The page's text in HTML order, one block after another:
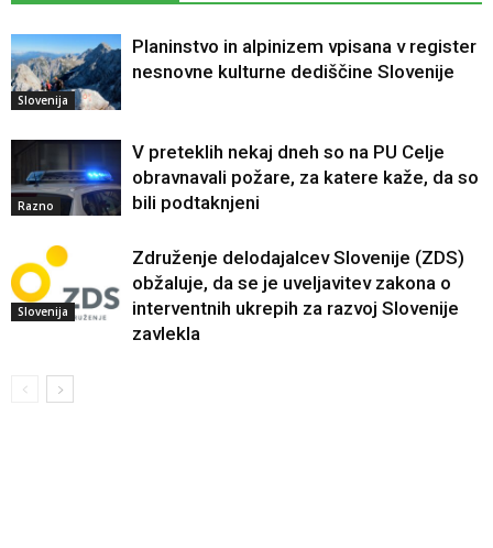
Slovenija
Planinstvo in alpinizem vpisana v register
nesnovne kulturne dediščine Slovenije
Razno
V preteklih nekaj dneh so na PU Celje
obravnavali požare, za katere kaže, da so
bili podtaknjeni
Slovenija
Združenje delodajalcev Slovenije (ZDS)
obžaluje, da se je uveljavitev zakona o
interventnih ukrepih za razvoj Slovenije
zavlekla